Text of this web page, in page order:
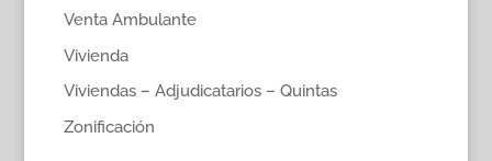
Venta Ambulante
Vivienda
Viviendas – Adjudicatarios – Quintas
Zonificación